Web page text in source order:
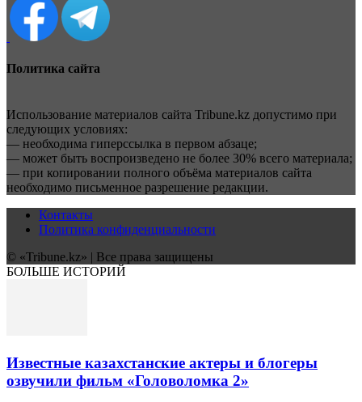
Политика сайта
Использование материалов сайта Tribune.kz допустимо при
следующих условиях:
— необходима гиперссылка в первом абзаце;
— может быть воспроизведено не более 30% всего материала;
— при копировании полного объёма материалов сайта
необходимо письменное разрешение редакции.
Контакты
Политика конфиденциальности
© «Tribune.kz» | Все права защищены
БОЛЬШЕ ИСТОРИЙ
Известные казахстанские актеры и блогеры
озвучили фильм «Головоломка 2»